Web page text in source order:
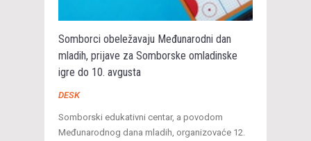
Somborci obeležavaju Međunarodni dan
mladih, prijave za Somborske omladinske
igre do 10. avgusta
DESK
Somborski edukativni centar, a povodom
Međunarodnog dana mladih, organizovaće 12.